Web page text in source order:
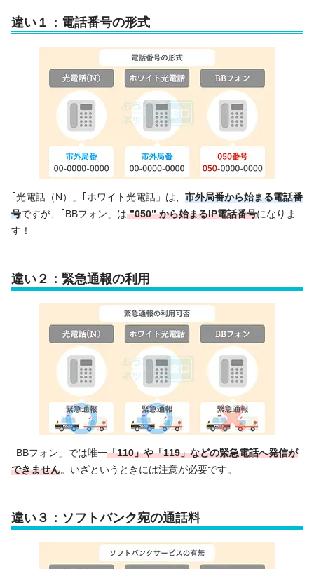
違い１：電話番号の形式
｢光電話（N）」｢ホワイト光電話」は、 市外局番から始まる電話番
号ですが、｢BBフォン」は”050” から始まるIP電話番号になりま
す！
違い２：緊急通報の利用
｢BBフォン」では唯一「110」や「119」などの緊急電話へ発信が
できません。いざというときには注意が必要です。
違い３：ソフトバンク宛の通話料